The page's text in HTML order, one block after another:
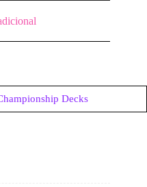
Decks